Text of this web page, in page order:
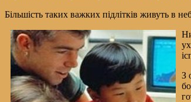
Більшість таких важких підлітків живуть в
З